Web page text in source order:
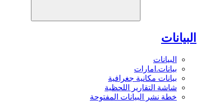
البيانات
البيانات
بيانات.امارات
بيانات مكانية جغرافية
شاشة التقارير اللحظية
خطة نشر البيانات المفتوحة